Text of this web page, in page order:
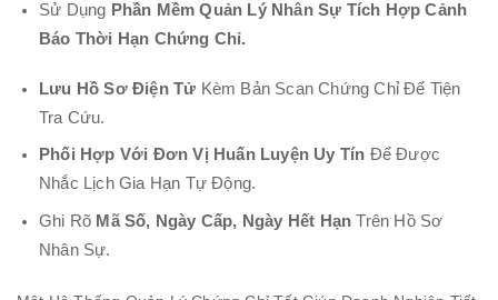
Sử Dụng Phần Mềm Quản Lý Nhân Sự Tích Hợp Cảnh
Báo Thời Hạn Chứng Chỉ.
Lưu Hồ Sơ Điện Tử Kèm Bản Scan Chứng Chỉ Để Tiện
Tra Cứu.
Phối Hợp Với Đơn Vị Huấn Luyện Uy Tín Để Được
Nhắc Lịch Gia Hạn Tự Động.
Ghi Rõ Mã Số, Ngày Cấp, Ngày Hết Hạn Trên Hồ Sơ
Nhân Sự.